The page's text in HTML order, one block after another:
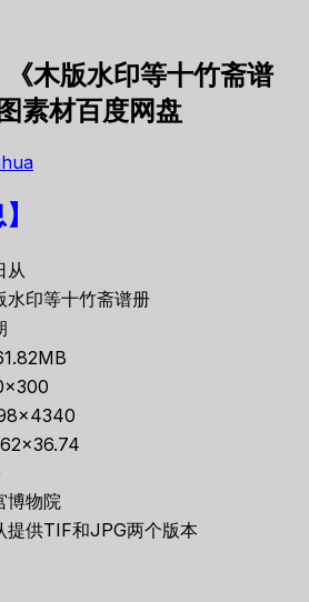
木版水印等十竹斋谱
素材百度网盘
从
水印等十竹斋谱册
博物院
提供TIF和JPG两个版本